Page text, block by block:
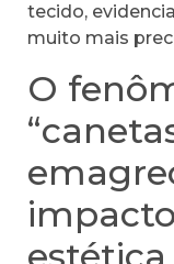
tecido,
muito mais
O